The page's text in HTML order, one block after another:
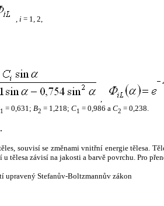
, i = 1, 2,
,
1 = 0,631; B2 = 1,218; C1 = 0,986 a C2 = 0,238.
souvisí se změnami vnitřní energie tělesa.
tělesa závisí na jakosti a barvě povrchu. Pro
upravený Stefanův-Boltzmannův zákon